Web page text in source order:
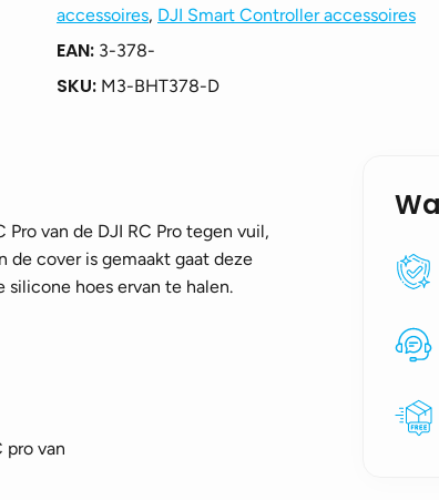
accessoires, DJI Smart Controller accessoires
EAN: 3-378-
SKU: M3-BHT378-D
van de DJI RC Pro tegen vuil,
de cover is gemaakt gaat deze
silicone hoes ervan te halen.
pro van